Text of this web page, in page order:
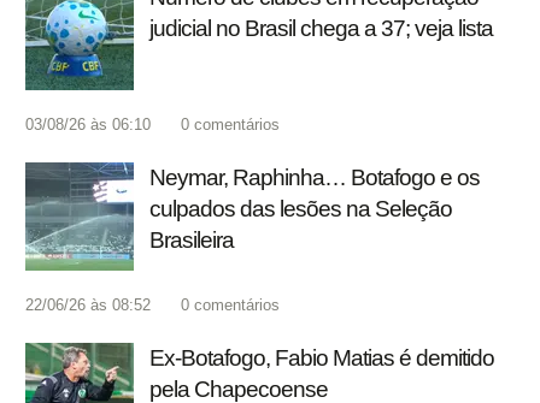
judicial no Brasil chega a 37; veja lista
03/08/26 às 06:10 0 comentários
Neymar, Raphinha… Botafogo e os
culpados das lesões na Seleção
Brasileira
22/06/26 às 08:52 0 comentários
Ex-Botafogo, Fabio Matias é demitido
pela Chapecoense